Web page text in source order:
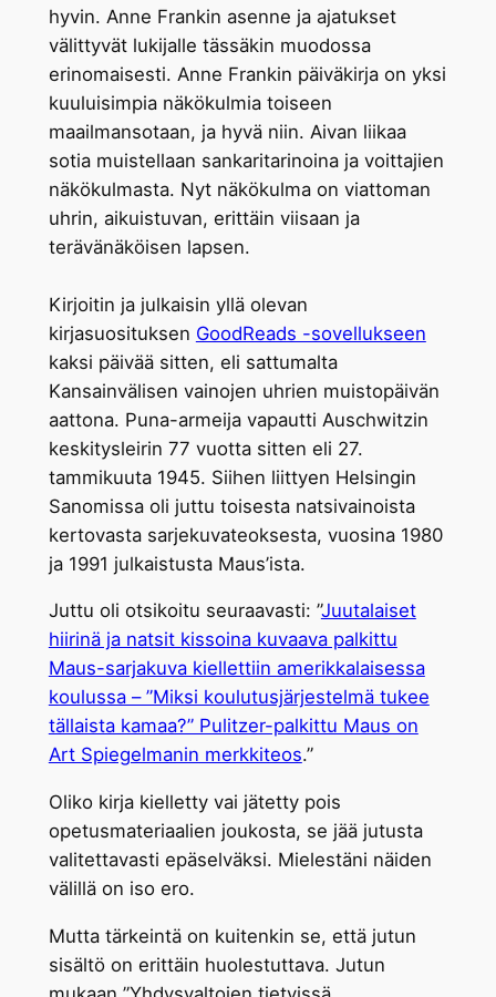
hyvin. Anne Frankin asenne ja ajatukset
välittyvät lukijalle tässäkin muodossa
erinomaisesti. Anne Frankin päiväkirja on yksi
kuuluisimpia näkökulmia toiseen
maailmansotaan, ja hyvä niin. Aivan liikaa
sotia muistellaan sankaritarinoina ja voittajien
näkökulmasta. Nyt näkökulma on viattoman
uhrin, aikuistuvan, erittäin viisaan ja
terävänäköisen lapsen.
Kirjoitin ja julkaisin yllä olevan
kirjasuosituksen GoodReads -sovellukseen
kaksi päivää sitten, eli sattumalta
Kansainvälisen vainojen uhrien muistopäivän
aattona. Puna-armeija vapautti Auschwitzin
keskitysleirin 77 vuotta sitten eli 27.
tammikuuta 1945. Siihen liittyen Helsingin
Sanomissa oli juttu toisesta natsivainoista
kertovasta sarjekuvateoksesta, vuosina 1980
ja 1991 julkaistusta Maus’ista.
Juttu oli otsikoitu seuraavasti: ”Juutalaiset
hiirinä ja natsit kissoina kuvaava palkittu
Maus-sarjakuva kiellettiin amerikkalaisessa
koulussa – ”Miksi koulutusjärjestelmä tukee
tällaista kamaa?” Pulitzer-palkittu Maus on
Art Spiegelmanin merkkiteos.”
Oliko kirja kielletty vai jätetty pois
opetusmateriaalien joukosta, se jää jutusta
valitettavasti epäselväksi. Mielestäni näiden
välillä on iso ero.
Mutta tärkeintä on kuitenkin se, että jutun
sisältö on erittäin huolestuttava. Jutun